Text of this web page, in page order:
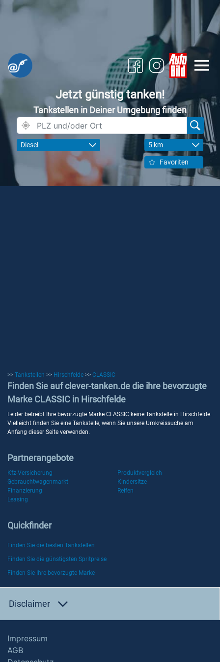
Jetzt günstig tanken!
Tankstellen in Deiner Umgebung finden
Diesel 5 km
Favoriten
>> Tankstellen >> Hirschfelde >> CLASSIC
Finden Sie auf clever-tanken.de die ihre bevorzugte
Marke CLASSIC in Hirschfelde
Leider betreibt Ihre bevorzugte Marke CLASSIC keine Tankstelle in Hirschfelde.
Vielleicht finden Sie eine Tankstelle, wenn Sie unsere Umkreissuche am
Anfang dieser Seite verwenden.
Partnerangebote
Kfz-Versicherung
Produktvergleich
Gebrauchtwagenmarkt
Kindersitze
Finanzierung
Reifen
Leasing
Quickfinder
Finden Sie die besten Tankstellen
Finden Sie die günstigsten Spritpreise
Finden Sie Ihre bevorzugte Marke
Disclaimer
Impressum
AGB